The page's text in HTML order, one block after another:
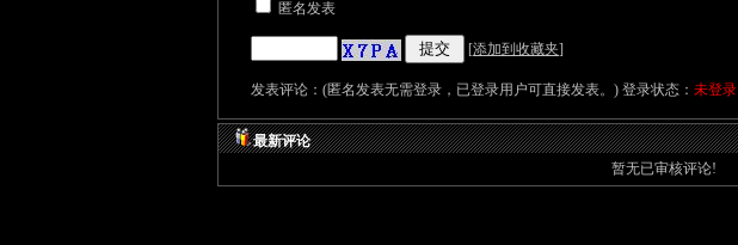
匿名发表
[添加到收藏夹]
发表评论：(匿名发表无需登录，已登录用户可直接发表。) 登录状态： 未登录
最新评论
暂无已审核评论!